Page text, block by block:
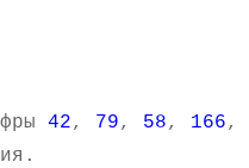
42, 79, 58, 166,